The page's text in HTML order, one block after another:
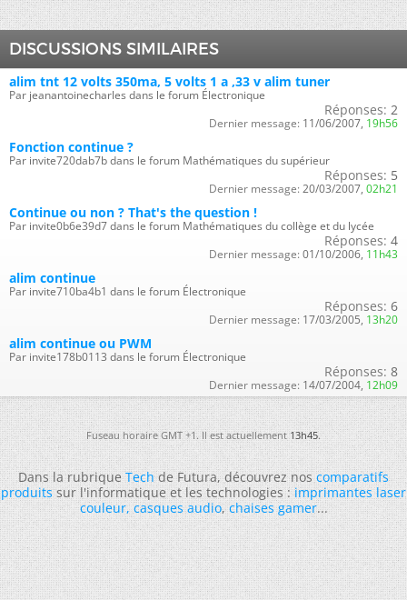
DISCUSSIONS SIMILAIRES
alim tnt 12 volts 350ma, 5 volts 1 a ,33 v alim tuner
Par jeanantoinecharles dans le forum Électronique
Réponses: 2
Dernier message: 11/06/2007, 19h56
Fonction continue ?
Par invite720dab7b dans le forum Mathématiques du supérieur
Réponses: 5
Dernier message: 20/03/2007, 02h21
Continue ou non ? That's the question !
Par invite0b6e39d7 dans le forum Mathématiques du collège et du lycée
Réponses: 4
Dernier message: 01/10/2006, 11h43
alim continue
Par invite710ba4b1 dans le forum Électronique
Réponses: 6
Dernier message: 17/03/2005, 13h20
alim continue ou PWM
Par invite178b0113 dans le forum Électronique
Réponses: 8
Dernier message: 14/07/2004, 12h09
Fuseau horaire GMT +1. Il est actuellement13h45.
Dans la rubriqueTechde Futura, découvrez noscomparatifs
produitssur l'informatique et les technologies :imprimantes laser
couleur,casques audio,chaises gamer...